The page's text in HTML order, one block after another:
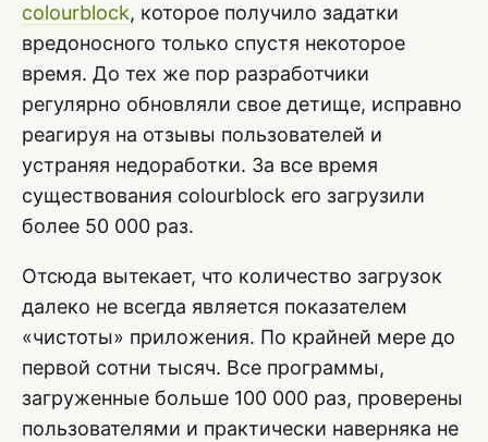
colourblock, которое получило задатки
вредоносного только спустя некоторое
время. До тех же пор разработчики
регулярно обновляли свое детище, исправно
реагируя на отзывы пользователей и
устраняя недоработки. За все время
существования colourblock его загрузили
более 50 000 раз.
Отсюда вытекает, что количество загрузок
далеко не всегда является показателем
«чистоты» приложения. По крайней мере до
первой сотни тысяч. Все программы,
загруженные больше 100 000 раз, проверены
пользователями и практически наверняка не